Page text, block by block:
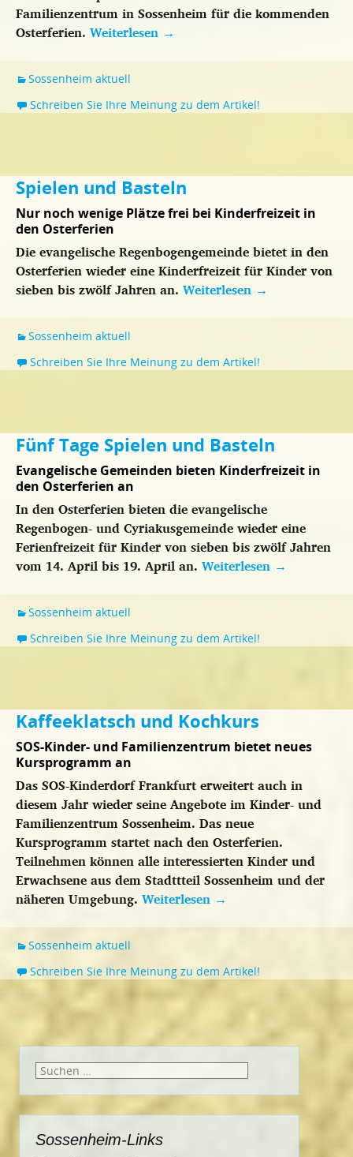
Familienzentrum in Sossenheim für die kommenden
Osterferien. Weiterlesen →
Sossenheim aktuell
Schreiben Sie Ihre Meinung zu dem Artikel!
Spielen und Basteln
Nur noch wenige Plätze frei bei Kinderfreizeit in
den Osterferien
Die evangelische Regenbogengemeinde bietet in den
Osterferien wieder eine Kinderfreizeit für Kinder von
sieben bis zwölf Jahren an. Weiterlesen →
Sossenheim aktuell
Schreiben Sie Ihre Meinung zu dem Artikel!
Fünf Tage Spielen und Basteln
Evangelische Gemeinden bieten Kinderfreizeit in
den Osterferien an
In den Osterferien bieten die evangelische
Regenbogen- und Cyriakusgemeinde wieder eine
Ferienfreizeit für Kinder von sieben bis zwölf Jahren
vom 14. April bis 19. April an. Weiterlesen →
Sossenheim aktuell
Schreiben Sie Ihre Meinung zu dem Artikel!
Kaffeeklatsch und Kochkurs
SOS-Kinder- und Familienzentrum bietet neues
Kursprogramm an
Das SOS-Kinderdorf Frankfurt erweitert auch in
diesem Jahr wieder seine Angebote im Kinder- und
Familienzentrum Sossenheim. Das neue
Kursprogramm startet nach den Osterferien.
Teilnehmen können alle interessierten Kinder und
Erwachsene aus dem Stadttteil Sossenheim und der
näheren Umgebung. Weiterlesen →
Sossenheim aktuell
Schreiben Sie Ihre Meinung zu dem Artikel!
Suchen
Sossenheim-Links